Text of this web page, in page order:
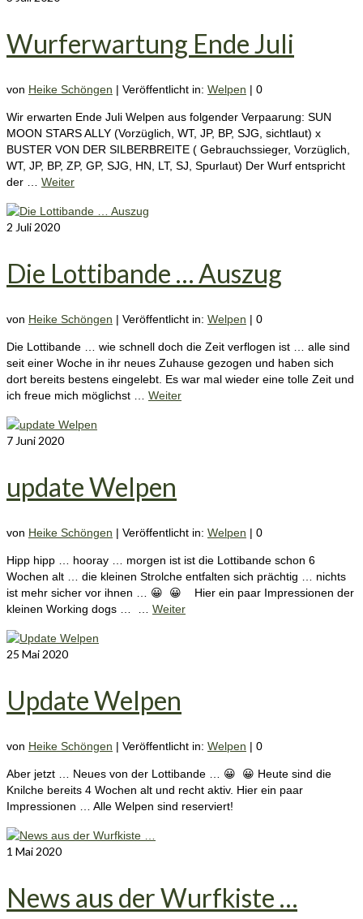
Wurferwartung Ende Juli
von Heike Schöngen | Veröffentlicht in: Welpen | 0
Wir erwarten Ende Juli Welpen aus folgender Verpaarung: SUN
MOON STARS ALLY (Vorzüglich, WT, JP, BP, SJG, sichtlaut) x
BUSTER VON DER SILBERBREITE ( Gebrauchssieger, Vorzüglich,
WT, JP, BP, ZP, GP, SJG, HN, LT, SJ, Spurlaut) Der Wurf entspricht
der … Weiter
2 Juli 2020
Die Lottibande … Auszug
von Heike Schöngen | Veröffentlicht in: Welpen | 0
Die Lottibande … wie schnell doch die Zeit verflogen ist … alle sind
seit einer Woche in ihr neues Zuhause gezogen und haben sich
dort bereits bestens eingelebt. Es war mal wieder eine tolle Zeit und
ich freue mich möglichst … Weiter
7 Juni 2020
update Welpen
von Heike Schöngen | Veröffentlicht in: Welpen | 0
Hipp hipp … hooray … morgen ist ist die Lottibande schon 6
Wochen alt … die kleinen Strolche entfalten sich prächtig … nichts
ist mehr sicher vor ihnen … 😀 😀 Hier ein paar Impressionen der
kleinen Working dogs … … Weiter
25 Mai 2020
Update Welpen
von Heike Schöngen | Veröffentlicht in: Welpen | 0
Aber jetzt … Neues von der Lottibande … 😀 😀 Heute sind die
Knilche bereits 4 Wochen alt und recht aktiv. Hier ein paar
Impressionen … Alle Welpen sind reserviert!
1 Mai 2020
News aus der Wurfkiste …